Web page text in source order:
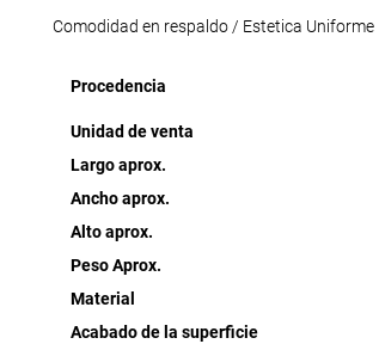
Comodidad en respaldo / Estetica Uniforme
Procedencia
Unidad de venta
Largo aprox.
Ancho aprox.
Alto aprox.
Peso Aprox.
Material
Acabado de la superficie